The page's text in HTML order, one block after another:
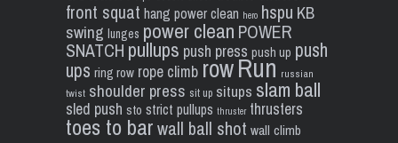
front squat hang power clean hero hspu KB
swing lunges power clean POWER
SNATCH pullups push press push up push
ups ring row rope climb rowRun russian
twist shoulder press sit up situps slam ball
sled push sto strict pullups thruster thrusters
toes to barwall ball shot wall climb